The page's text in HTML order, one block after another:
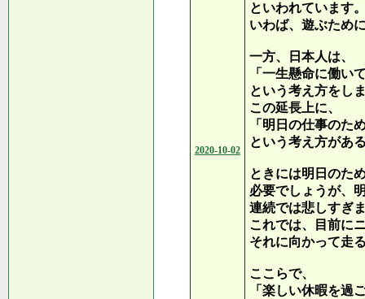
2020-10-02
といわれています
いわば、遊ぶため
一方、日本人は、
「一生懸命に働い
という考え方をし
この延長上に、
「明日の仕事のた
という考え方があ
ときには明日のた
必要でしょうが、
連続では悲しすぎ
これでは、目前に
それに向かって走
ここらで、
「楽しい休暇を過